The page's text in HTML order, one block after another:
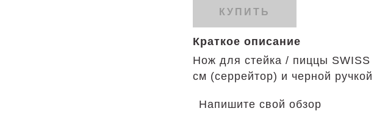
КУПИТЬ
Краткое описание
Нож для стейка / пиццы
см (серрейтор) и черной
Напишите свой обзор